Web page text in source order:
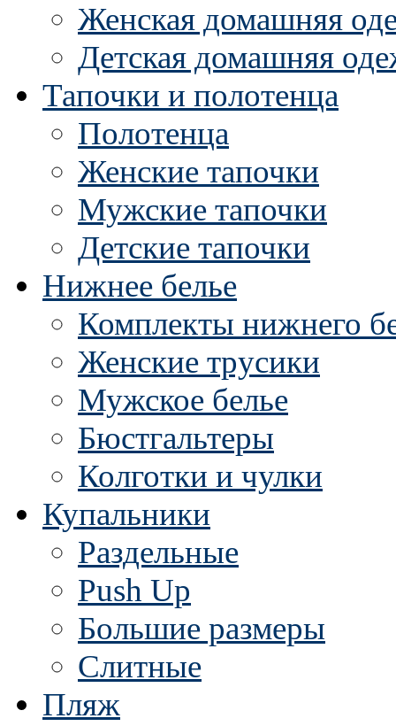
Женская домашняя
Детская домашняя
Тапочки и полотенца
Полотенца
Женские тапочки
Мужские тапочки
Детские тапочки
Нижнее белье
Комплекты нижнего
Женские трусики
Мужское белье
Бюстгальтеры
Колготки и чулки
Купальники
Раздельные
Push Up
Большие размеры
Слитные
Пляж